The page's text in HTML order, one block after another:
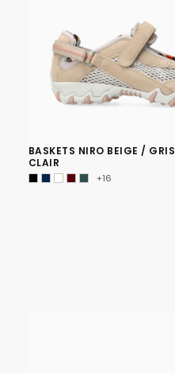
BASKETS NIRO BEIGE / GRIS
CLAIR
+16